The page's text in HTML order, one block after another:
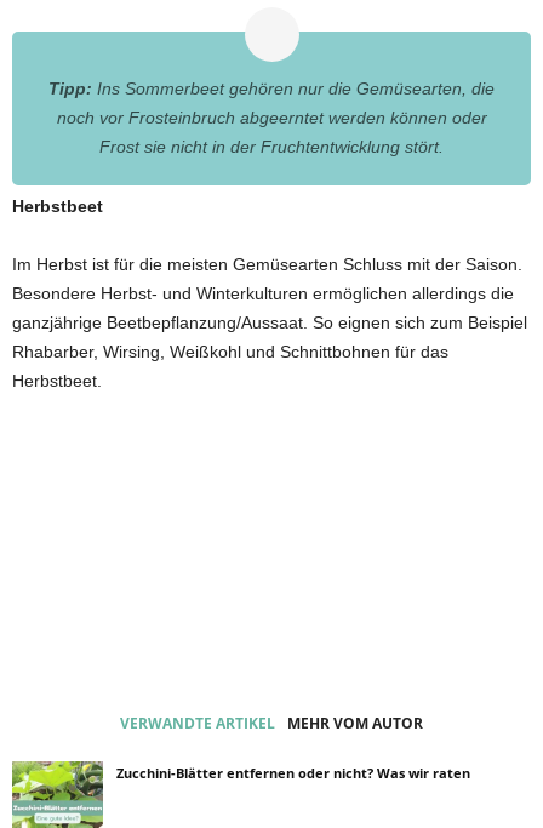
Tipp: Ins Sommerbeet gehören nur die Gemüsearten, die
noch vor Frosteinbruch abgeerntet werden können oder
Frost sie nicht in der Fruchtentwicklung stört.
Herbstbeet
Im Herbst ist für die meisten Gemüsearten Schluss mit der Saison.
Besondere Herbst- und Winterkulturen ermöglichen allerdings die
ganzjährige Beetbepflanzung/Aussaat. So eignen sich zum Beispiel
Rhabarber, Wirsing, Weißkohl und Schnittbohnen für das
Herbstbeet.
VERWANDTE ARTIKEL MEHR VOM AUTOR
Zucchini-Blätter entfernen oder nicht? Was wir raten